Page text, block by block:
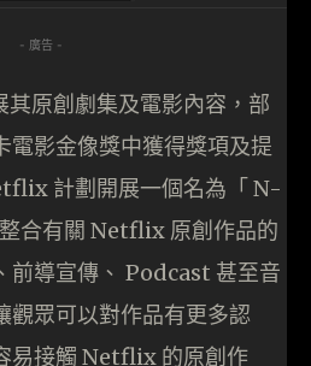
- 廣告 -
原創劇集及電影內容，部
電影金像獎中獲得獎項及提
計劃開展一個名為「 N-
合有關 Netflix 原創作品的
前導宣傳、 Podcast 甚至音
觀眾可以對作品有更多認
易接觸 Netflix 的原創作